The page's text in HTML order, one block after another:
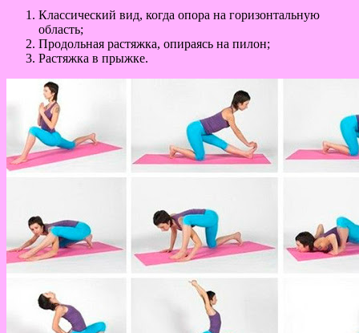
Классический вид, когда опора на горизонтальную
область;
Продольная растяжка, опираясь на пилон;
Растяжка в прыжке.